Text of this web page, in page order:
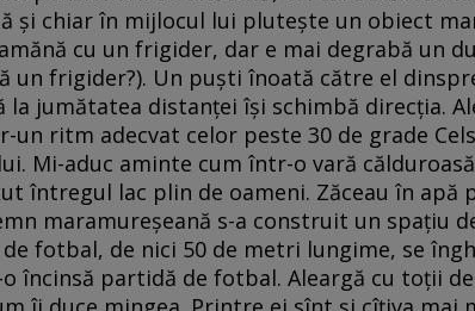
şi chiar în mijlocul lui pluteşte un obiect
cu un frigider, dar e mai degrabă un
un frigider?). Un puşti înoată către el
la jumătatea distanţei îşi schimbă direcţia.
un ritm adecvat celor peste 30 de grade
Mi-aduc aminte cum într-o vară
întregul lac plin de oameni. Zăceau în apă
maramureşeană s-a construit un spaţiu
fotbal, de nici 50 de metri lungime, se
încinsă partidă de fotbal. Aleargă cu toţii